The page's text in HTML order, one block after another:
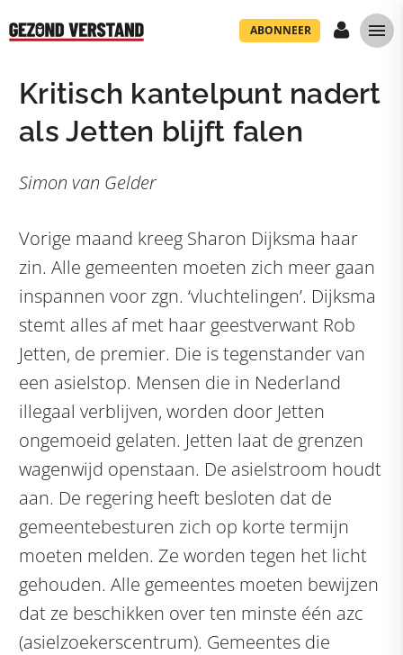
ABONNEER
Kritisch kantelpunt nadert
als Jetten blijft falen
Simon van Gelder
Vorige maand kreeg Sharon Dijksma haar
zin. Alle gemeenten moeten zich meer gaan
inspannen voor zgn. ‘vluchtelingen’. Dijksma
stemt alles af met haar geestverwant Rob
Jetten, de premier. Die is tegenstander van
een asielstop. Mensen die in Nederland
illegaal verblijven, worden door Jetten
ongemoeid gelaten. Jetten laat de grenzen
wagenwijd openstaan. De asielstroom houdt
aan. De regering heeft besloten dat de
gemeentebesturen zich op korte termijn
moeten melden. Ze worden tegen het licht
gehouden. Alle gemeentes moeten bewijzen
dat ze beschikken over ten minste één azc
(asielzoekerscentrum). Gemeentes die